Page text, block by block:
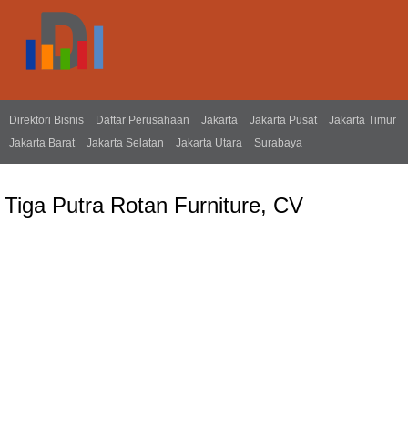
Direktori Bisnis Daftar Perusahaan Jakarta Jakarta Pusat
Jakarta Timur
Jakarta Barat
Jakarta Selatan Jakarta Utara Surabaya
Tiga Putra Rotan Furniture, CV